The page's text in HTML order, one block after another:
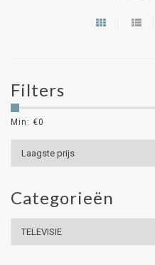
Filters
Min: €0
Categorieën